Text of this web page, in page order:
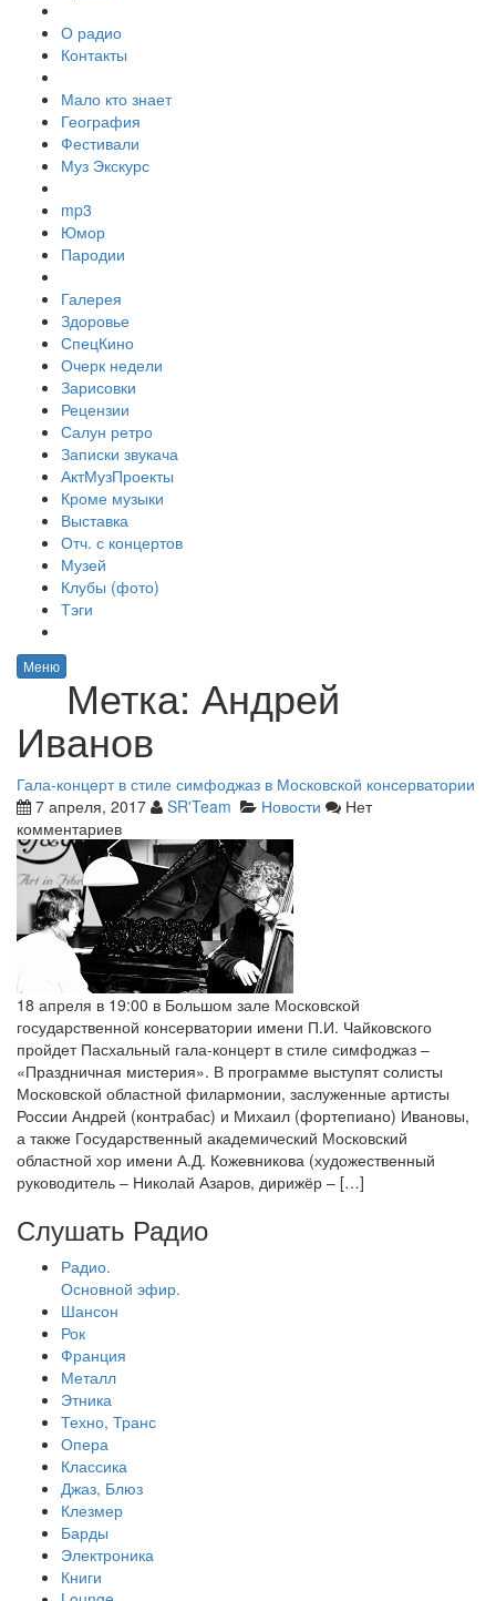
О радио
Контакты
Мало кто знает
География
Фестивали
Муз Экскурс
mp3
Юмор
Пародии
Галерея
Здоровье
СпецКино
Очерк недели
Зарисовки
Рецензии
Салун ретро
Записки звукача
АктМузПроекты
Кроме музыки
Выставка
Отч. с концертов
Музей
Клубы (фото)
Тэги
Меню
Метка: Андрей
Иванов
Гала-концерт в стиле симфоджаз в Московской консерватории
7 апреля, 2017
SR'Team Новости
Нет
комментариев
18 апреля в 19:00 в Большом зале Московской
государственной консерватории имени П.И. Чайковского
пройдет Пасхальный гала-концерт в стиле симфоджаз –
«Праздничная мистерия». В программе выступят солисты
Московской областной филармонии, заслуженные артисты
России Андрей (контрабас) и Михаил (фортепиано) Ивановы,
а также Государственный академический Московский
областной хор имени А.Д. Кожевникова (художественный
руководитель – Николай Азаров, дирижёр – […]
Слушать Радио
Радио.
Основной эфир.
Шансон
Рок
Франция
Металл
Этника
Техно, Транс
Опера
Классика
Джаз, Блюз
Клезмер
Барды
Электроника
Книги